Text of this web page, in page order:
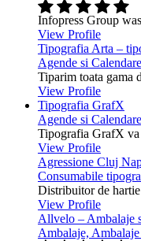
Infopress Group
View Profile
Tipografia Arta –
Agende si
Tiparim toata gama
View Profile
Tipografia GrafX
Agende si
Tipografia GrafX va
View Profile
Agressione Cluj
Consumabile
Distribuitor de
View Profile
Allvelo – Ambalaje
Ambalaje,